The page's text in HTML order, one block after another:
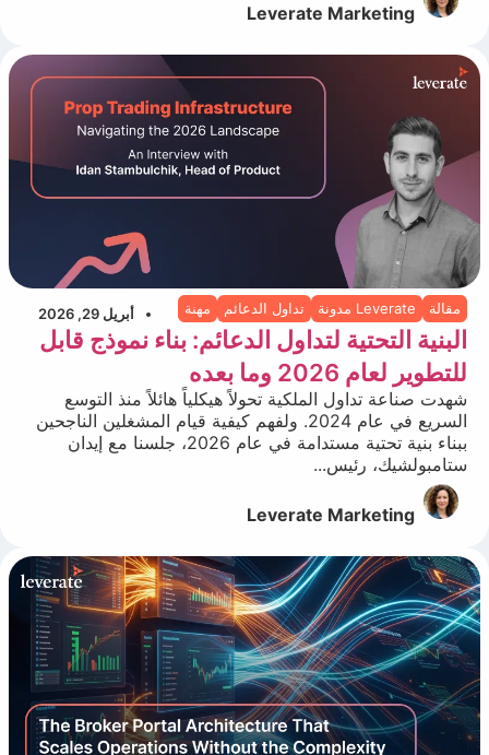
Leverate Marketing
مقالة Leverate مدونة تداول الدعائم مهنة أبريل 29, 2026
البنية التحتية لتداول الدعائم: بناء نموذج قابل
للتطوير لعام 2026 وما بعده
شهدت صناعة تداول الملكية تحولاً هيكلياً هائلاً منذ التوسع
السريع في عام 2024. ولفهم كيفية قيام المشغلين الناجحين
ببناء بنية تحتية مستدامة في عام 2026، جلسنا مع إيدان
ستامبولشيك، رئيس...
Leverate Marketing